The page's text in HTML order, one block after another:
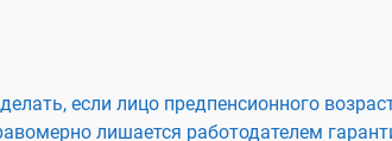
если лицо предпенсионного
лишается работодателем